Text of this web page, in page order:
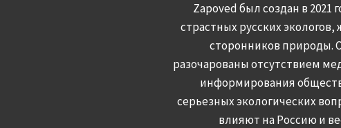
Zapoved был создан в 2021
страстных русских экологов,
сторонников природы.
разочарованы отсутствием
информирования
серьезных экологических
влияют на Россию и